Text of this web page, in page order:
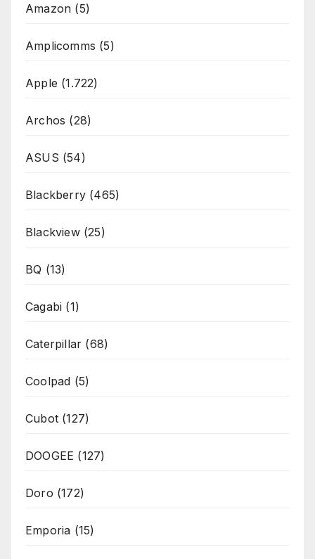
Amazon (5)
Amplicomms (5)
Apple (1.722)
Archos (28)
ASUS (54)
Blackberry (465)
Blackview(25)
BQ (13)
Cagabi (1)
Caterpillar (68)
Coolpad (5)
Cubot (127)
DOOGEE (127)
Doro (172)
Emporia (15)